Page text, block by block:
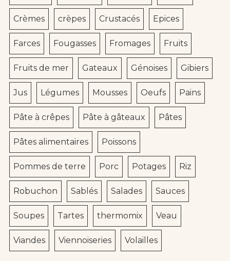
Crèmes crèpes Crustacés Epices
Farces Fougasses Fromages Fruits
Fruits de mer Gateaux Génoises Gibiers
Jus Légumes Mousses Oeufs Pains
Pâte à crêpes Pâte à gâteaux Pâtes
Pâtes alimentaires Poissons
Pommes de terre Porc Potages Riz
Robuchon Sablés Salades Sauces
Soupes Tartes thermomix Veau
Viandes Viennoiseries Volailles